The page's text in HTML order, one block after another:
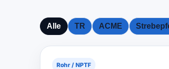
Alle TR ACME
Rohr / NPTF